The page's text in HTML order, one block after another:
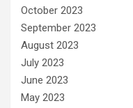
October 2023
September 2023
August 2023
July 2023
June 2023
May 2023